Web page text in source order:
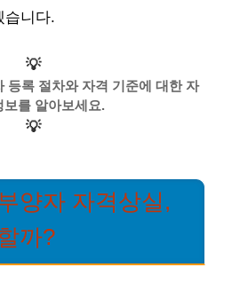
습니다.
💡
등록 절차와 자격 기준에 대한 자
보를 알아보세요.
💡
양자 자격상실,
까?